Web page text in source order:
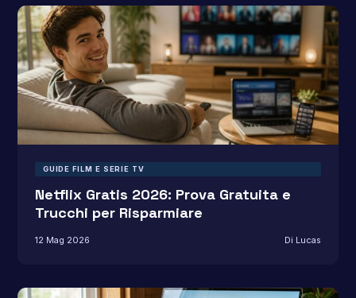
GUIDE FILM E SERIE TV
Netflix Gratis 2026: Prova Gratuita e
Trucchi per Risparmiare
12 Mag 2026 Di Lucas